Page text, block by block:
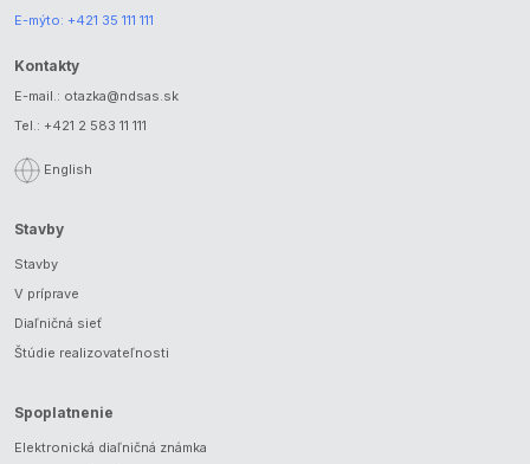
E-mýto: +421 35 111 111
Kontakty
E-mail.: otazka@ndsas.sk
Tel.: +421 2 583 11 111
English
Stavby
Stavby
V príprave
Diaľničná sieť
Štúdie realizovateľnosti
Spoplatnenie
Elektronická diaľničná známka